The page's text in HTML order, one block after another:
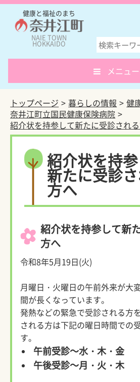
健康と福祉のまち
NAIE TOWN
HOKKAIDO
メニュー
トップページ 暮らしの情報
健
奈井江町立国民健康保険病院
紹介状を持参して新たに受診され
紹介状を持
新たに受診
方へ
紹介状を持参して新
方へ
令和8年5月19日(火)
月曜日・火曜日の午前外来が大
間が長くなっています。
発熱などの緊急で受診される方
される方は下記の曜日時間での
す。
午前受診～水・木・金
午後受診～月・火・木